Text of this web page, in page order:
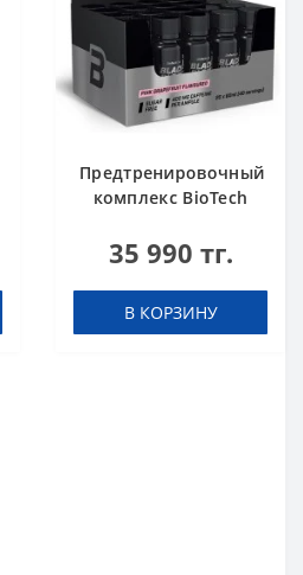
Предтренировочный
комплекс BioTech
Pink grapefruit 60 ml
шт)
35 990 тг.
В КОРЗИНУ